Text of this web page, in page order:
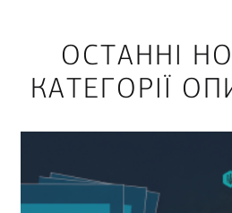
ОСТАННІ
КАТЕГОРІЇ